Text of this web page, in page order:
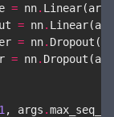
= nn. Linear(args
= nn. Linear(
= nn. Dropout (
= nn. Dropout (
1 , args .